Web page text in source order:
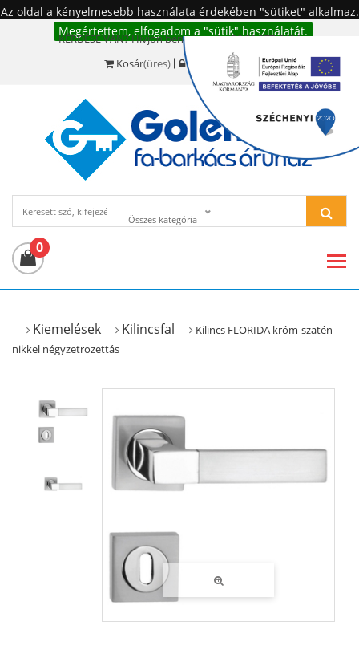
Az oldal a kényelmesebb használata érdekében "sütiket" alkalmaz.
Megértettem, elfogadom a "sütik" használatát.
KÉRDÉSE VAN? Hívjon bennünket!:+36 20 977-6494
Kosár(üres) Bejelentkezés
Összes kategória
0
Kiemelések Kilincsfal
Kilincs FLORIDA króm-szatén
nikkel négyzetrozettás